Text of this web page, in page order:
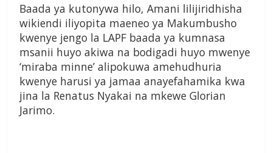
Baada ya kutonywa hilo, Amani lilijiridhisha
wikiendi iliyopita maeneo ya Makumbusho
kwenye jengo la LAPF baada ya kumnasa
msanii huyo akiwa na bodigadi huyo mwenye
‘miraba minne’ alipokuwa amehudhuria
kwenye harusi ya jamaa anayefahamika kwa
jina la Renatus Nyakai na mkewe Glorian
Jarimo.